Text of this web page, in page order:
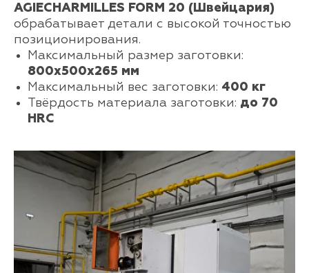
AGIECHARMILLES FORM 20 (Швейцария)
обрабатывает детали с высокой точностью
позиционирования.
Максимальный размер заготовки:
800х500х265 мм
Максимальный вес заготовки: 400 кг
Твёрдость материала заготовки: до 70
HRC